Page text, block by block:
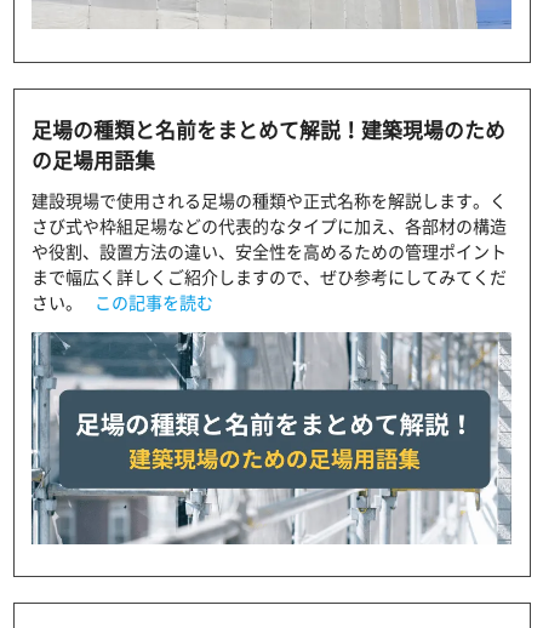
足場の種類と名前をまとめて解説！建築現場のため
の足場用語集
建設現場で使用される足場の種類や正式名称を解説します。く
さび式や枠組足場などの代表的なタイプに加え、各部材の構造
や役割、設置方法の違い、安全性を高めるための管理ポイント
まで幅広く詳しくご紹介しますので、ぜひ参考にしてみてくだ
さい。
この記事を読む